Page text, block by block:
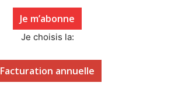
Je m’abonne
Je choisis la:
Facturation annuelle